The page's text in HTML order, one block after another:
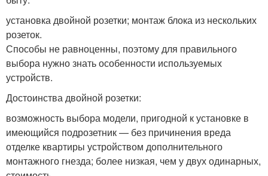
установка двойной розетки; монтаж блока из нескольких
розеток.
Способы не равноценны, поэтому для правильного
выбора нужно знать особенности используемых
устройств.
Достоинства двойной розетки:
возможность выбора модели, пригодной к установке в
имеющийся подрозетник — без причинения вреда
отделке квартиры устройством дополнительного
монтажного гнезда; более низкая, чем у двух одинарных,